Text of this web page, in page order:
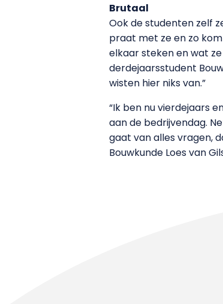
Brutaal
Ook de studenten zelf
praat met ze en zo
elkaar steken en wat
derdejaarsstudent
wisten hier niks van.”
“Ik ben nu vierdejaars
aan de bedrijvendag.
gaat van alles vragen,
Bouwkunde Loes van